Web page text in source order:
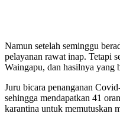
Namun setelah seminggu
pelayanan rawat inap. Tetapi
Waingapu, dan hasilnya yang
Juru bicara penanganan
sehingga mendapatkan 41
karantina untuk memutuskan